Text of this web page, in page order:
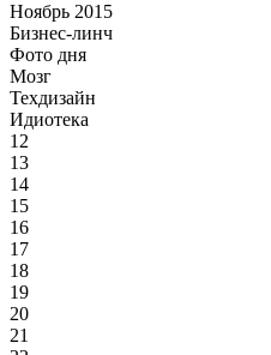
Ноябрь 2015
Бизнес-линч
Фото дня
Мозг
Техдизайн
Идиотека
12
13
14
15
16
17
18
19
20
21